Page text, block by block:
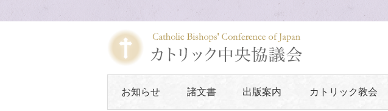
お知らせ 諸文書 出版案内 カトリック教会